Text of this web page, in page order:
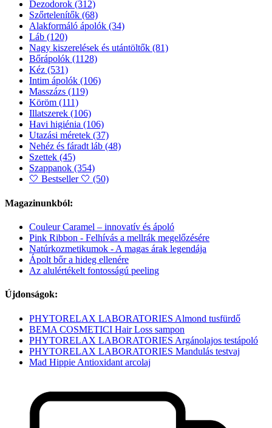
Dezodorok (312)
Szőrtelenítők (68)
Alakformáló ápolók (34)
Láb (120)
Nagy kiszerelések és utántöltők (81)
Bőrápolók (1128)
Kéz (531)
Intim ápolók (106)
Masszázs (119)
Köröm (111)
Illatszerek (106)
Havi higiénia (106)
Utazási méretek (37)
Nehéz és fáradt láb (48)
Szettek (45)
Szappanok (354)
🤍 Bestseller 🤍 (50)
Magazinunkból:
Couleur Caramel – innovatív és ápoló
Pink Ribbon - Felhívás a mellrák megelőzésére
Natúrkozmetikumok - A magas árak legendája
Ápolt bőr a hideg ellenére
Az alulértékelt fontosságú peeling
Újdonságok:
PHYTORELAX LABORATORIES Almond tusfürdő
BEMA COSMETICI Hair Loss sampon
PHYTORELAX LABORATORIES Argánolajos testápoló
PHYTORELAX LABORATORIES Mandulás testvaj
Mad Hippie Antioxidant arcolaj